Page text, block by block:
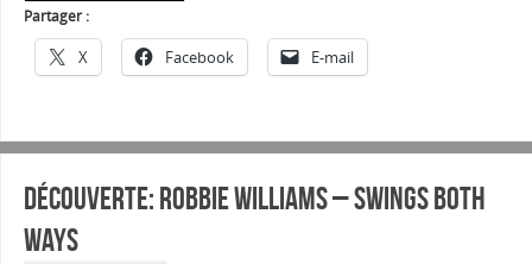
Partager :
X Facebook E-mail
Découverte: Robbie Williams – Swings Both
Ways